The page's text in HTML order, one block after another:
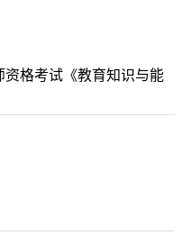
格考试《教育知识与能